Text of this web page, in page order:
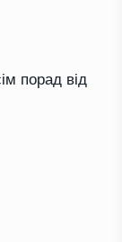
порад від